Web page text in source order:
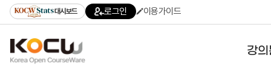
기
기
기
content)
가
대시보드 로그인 이용가이드
강